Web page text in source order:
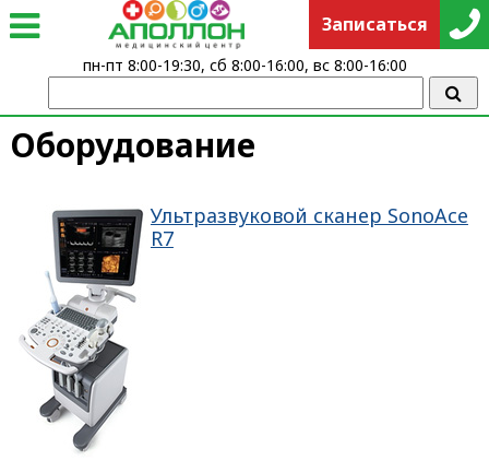
Оборудование
Ультразвуковой сканер SonoAce
R7
Записаться
пн-пт 8:00-19:30, сб 8:00-16:00, вс 8:00-16:00